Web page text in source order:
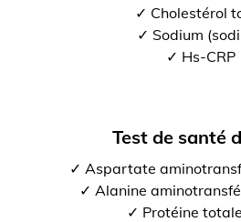
✓ Cholestérol
✓ Sodium
✓ Hs-CRP
Test de santé
✓ Aspartate
✓ Alanine
✓ Protéine